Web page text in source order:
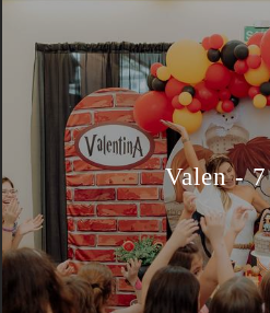
Valen -